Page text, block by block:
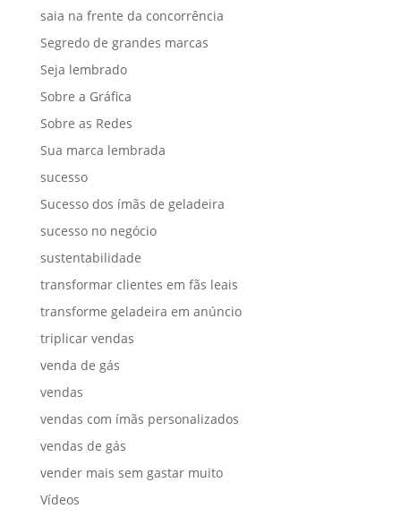
saia na frente da concorrência
Segredo de grandes marcas
Seja lembrado
Sobre a Gráfica
Sobre as Redes
Sua marca lembrada
sucesso
Sucesso dos ímãs de geladeira
sucesso no negócio
sustentabilidade
transformar clientes em fãs leais
transforme geladeira em anúncio
triplicar vendas
venda de gás
vendas
vendas com ímãs personalizados
vendas de gás
vender mais sem gastar muito
Vídeos